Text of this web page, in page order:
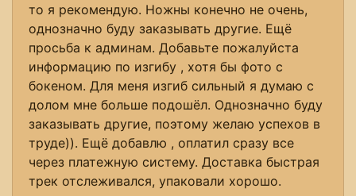
то я рекомендую. Ножны конечно не очень,
однозначно буду заказывать другие. Ещё
просьба к админам. Добавьте пожалуйста
информацию по изгибу , хотя бы фото с
бокеном. Для меня изгиб сильный я думаю с
долом мне больше подошёл. Однозначно буду
заказывать другие, поэтому желаю успехов в
труде)). Ещё добавлю , оплатил сразу все
через платежную систему. Доставка быстрая
трек отслеживался, упаковали хорошо.